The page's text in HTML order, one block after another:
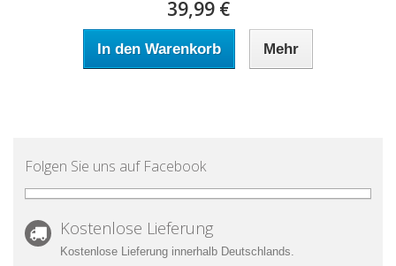
39,99 €
In den Warenkorb Mehr
Folgen Sie uns auf Facebook
Kostenlose Lieferung
Kostenlose Lieferung innerhalb Deutschlands.